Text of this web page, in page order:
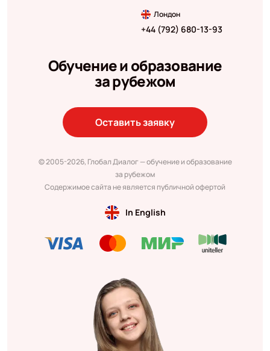
Лондон
+44 (792) 680-13-93
Обучение и образование
за рубежом
Оставить заявку
© 2005-2026, Глобал Диалог — обучение и образование
за рубежом
Содержимое сайта не является публичной офертой
In English